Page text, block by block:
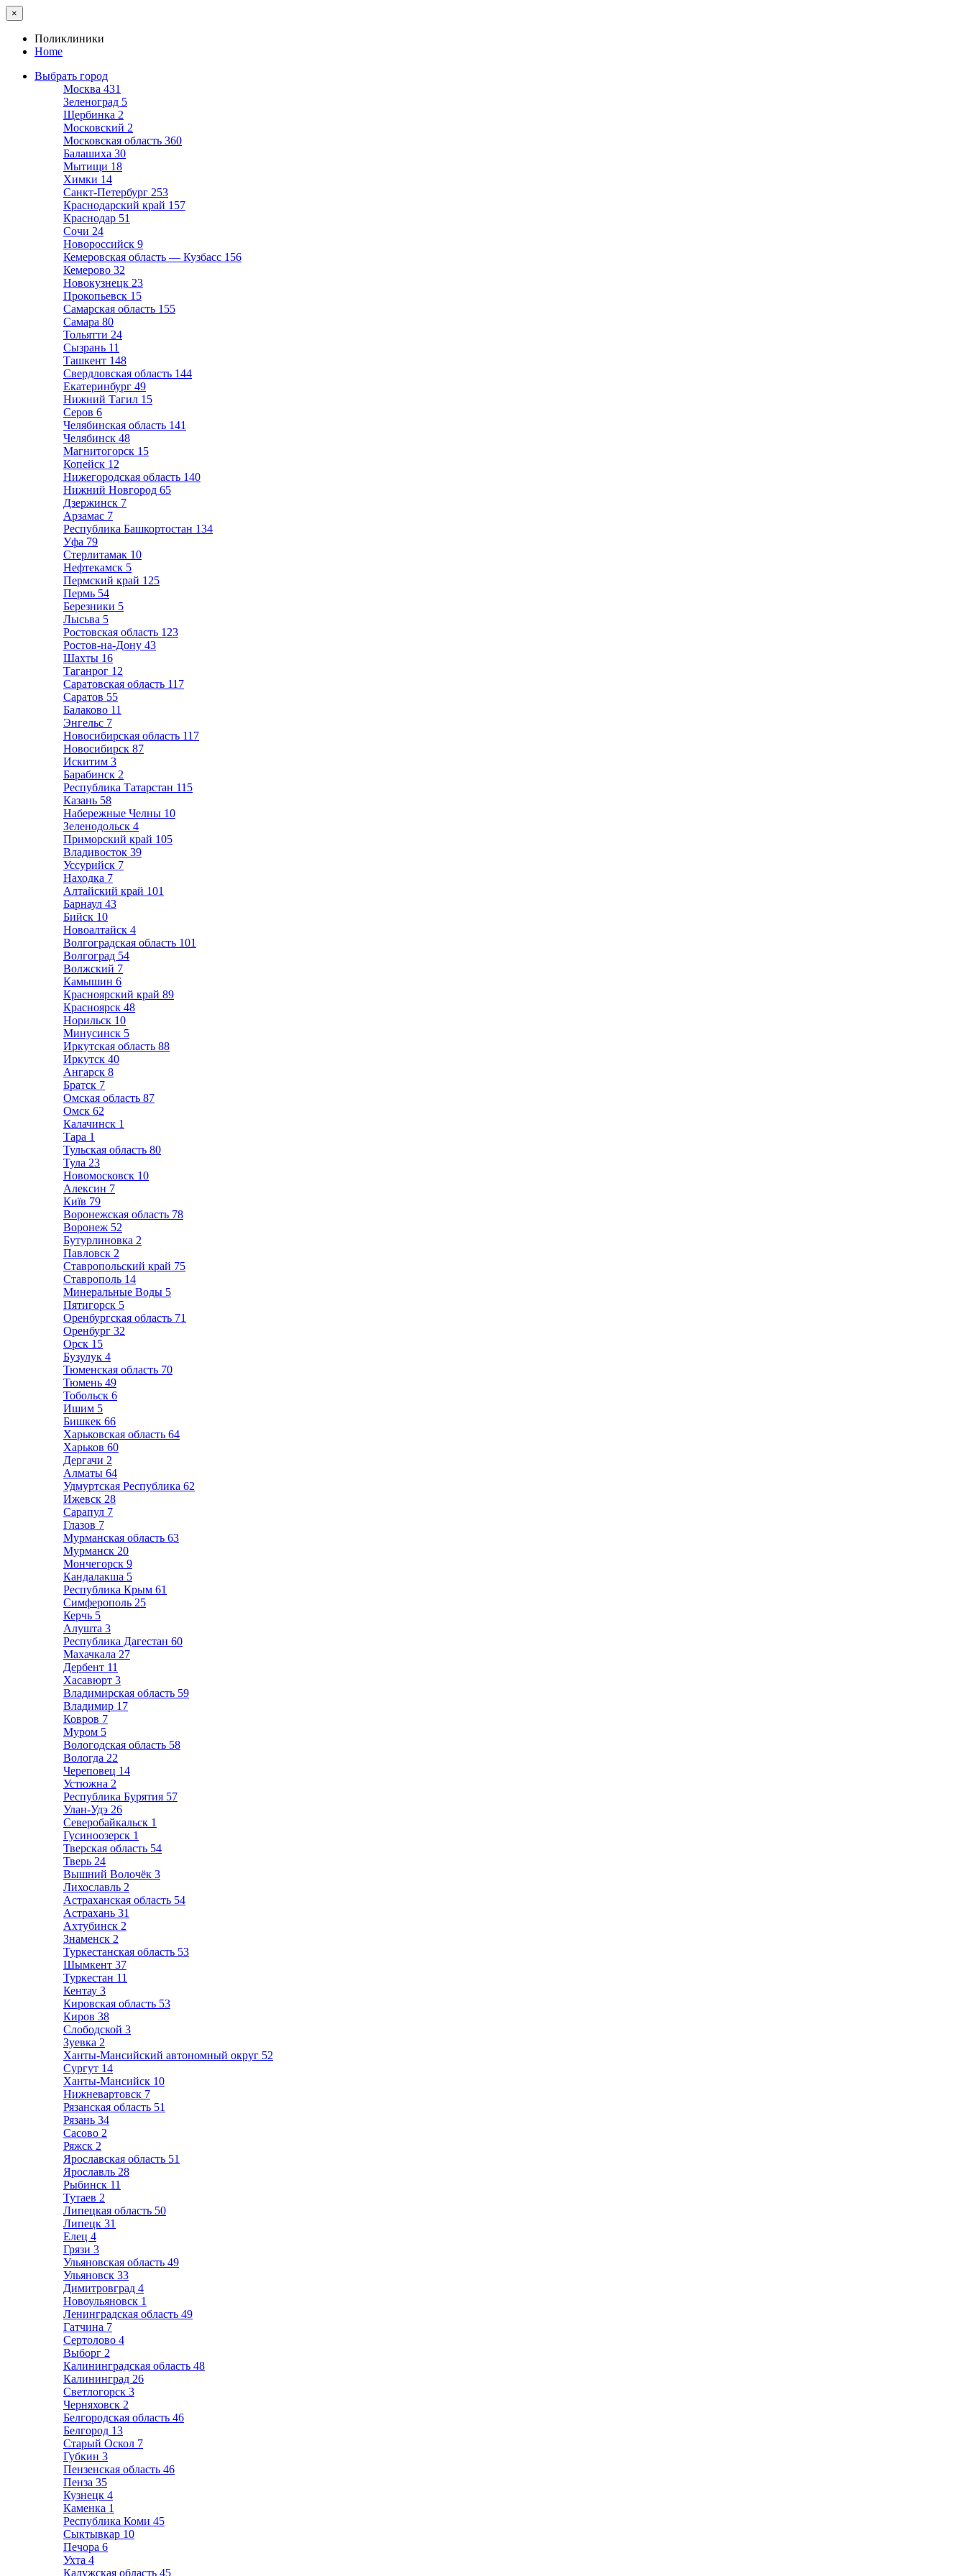
×
Поликлиники
Home
Выбрать город
Москва 431
Зеленоград 5
Щербинка 2
Московский 2
Московская область 360
Балашиха 30
Мытищи 18
Химки 14
Санкт-Петербург 253
Краснодарский край 157
Краснодар 51
Сочи 24
Новороссийск 9
Кемеровская область — Кузбасс 156
Кемерово 32
Новокузнецк 23
Прокопьевск 15
Самарская область 155
Самара 80
Тольятти 24
Сызрань 11
Ташкент 148
Свердловская область 144
Екатеринбург 49
Нижний Тагил 15
Серов 6
Челябинская область 141
Челябинск 48
Магнитогорск 15
Копейск 12
Нижегородская область 140
Нижний Новгород 65
Дзержинск 7
Арзамас 7
Республика Башкортостан 134
Уфа 79
Стерлитамак 10
Нефтекамск 5
Пермский край 125
Пермь 54
Березники 5
Лысьва 5
Ростовская область 123
Ростов-на-Дону 43
Шахты 16
Таганрог 12
Саратовская область 117
Саратов 55
Балаково 11
Энгельс 7
Новосибирская область 117
Новосибирск 87
Искитим 3
Барабинск 2
Республика Татарстан 115
Казань 58
Набережные Челны 10
Зеленодольск 4
Приморский край 105
Владивосток 39
Уссурийск 7
Находка 7
Алтайский край 101
Барнаул 43
Бийск 10
Новоалтайск 4
Волгоградская область 101
Волгоград 54
Волжский 7
Камышин 6
Красноярский край 89
Красноярск 48
Норильск 10
Минусинск 5
Иркутская область 88
Иркутск 40
Ангарск 8
Братск 7
Омская область 87
Омск 62
Калачинск 1
Тара 1
Тульская область 80
Тула 23
Новомосковск 10
Алексин 7
Київ 79
Воронежская область 78
Воронеж 52
Бутурлиновка 2
Павловск 2
Ставропольский край 75
Ставрополь 14
Минеральные Воды 5
Пятигорск 5
Оренбургская область 71
Оренбург 32
Орск 15
Бузулук 4
Тюменская область 70
Тюмень 49
Тобольск 6
Ишим 5
Бишкек 66
Харьковская область 64
Харьков 60
Дергачи 2
Алматы 64
Удмуртская Республика 62
Ижевск 28
Сарапул 7
Глазов 7
Мурманская область 63
Мурманск 20
Мончегорск 9
Кандалакша 5
Республика Крым 61
Симферополь 25
Керчь 5
Алушта 3
Республика Дагестан 60
Махачкала 27
Дербент 11
Хасавюрт 3
Владимирская область 59
Владимир 17
Ковров 7
Муром 5
Вологодская область 58
Вологда 22
Череповец 14
Устюжна 2
Республика Бурятия 57
Улан-Удэ 26
Северобайкальск 1
Гусиноозерск 1
Тверская область 54
Тверь 24
Вышний Волочёк 3
Лихославль 2
Астраханская область 54
Астрахань 31
Ахтубинск 2
Знаменск 2
Туркестанская область 53
Шымкент 37
Туркестан 11
Кентау 3
Кировская область 53
Киров 38
Слободской 3
Зуевка 2
Ханты-Мансийский автономный округ 52
Сургут 14
Ханты-Мансийск 10
Нижневартовск 7
Рязанская область 51
Рязань 34
Сасово 2
Ряжск 2
Ярославская область 51
Ярославль 28
Рыбинск 11
Тутаев 2
Липецкая область 50
Липецк 31
Елец 4
Грязи 3
Ульяновская область 49
Ульяновск 33
Димитровград 4
Новоульяновск 1
Ленинградская область 49
Гатчина 7
Сертолово 4
Выборг 2
Калининградская область 48
Калининград 26
Светлогорск 3
Черняховск 2
Белгородская область 46
Белгород 13
Старый Оскол 7
Губкин 3
Пензенская область 46
Пенза 35
Кузнецк 4
Каменка 1
Республика Коми 45
Сыктывкар 10
Печора 6
Ухта 4
Калужская область 45